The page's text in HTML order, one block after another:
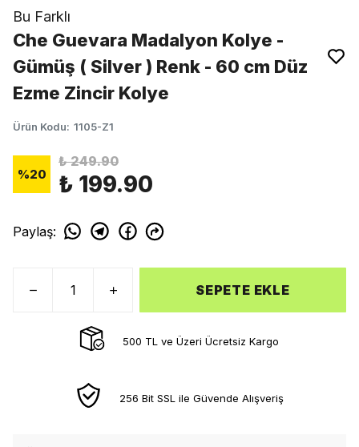
Bu Farklı
Che Guevara Madalyon Kolye -
Gümüş ( Silver ) Renk - 60 cm Düz
Ezme Zincir Kolye
Ürün Kodu: 1105-Z1
%20
₺ 249.90
₺ 199.90
Paylaş:
SEPETE EKLE
500 TL ve Üzeri Ücretsiz Kargo
256 Bit SSL ile Güvende Alışveriş